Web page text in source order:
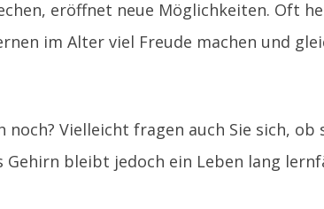
eröffnet neue Möglichkeiten. Oft
im Alter viel Freude machen und
Vielleicht fragen auch Sie sich, ob
bleibt jedoch ein Leben lang